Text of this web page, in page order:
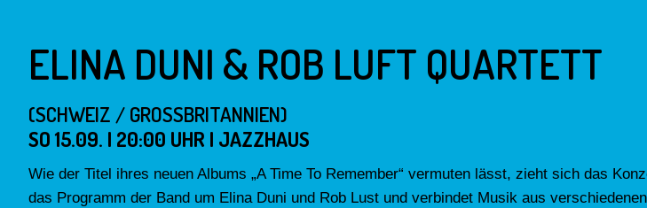
ELINA DUNI & ROB LUFT QUARTETT
(SCHWEIZ / GROSSBRITANNIEN)
SO 15.09. | 20:00 UHR | JAZZHAUS
Wie der Titel ihres neuen Albums „A Time To Remember“ vermuten lässt, zieht sich das
das Programm der Band um Elina Duni und Rob Lust und verbindet Musik aus